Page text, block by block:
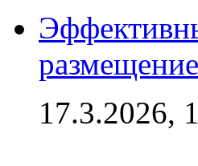
17.3.2026,